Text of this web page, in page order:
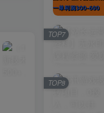
TOP7
TOP8